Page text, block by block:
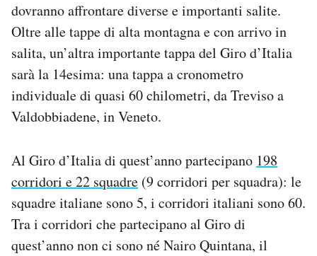
dovranno affrontare diverse e importanti salite.
Oltre alle tappe di alta montagna e con arrivo in
salita, un’altra importante tappa del Giro d’Italia
sarà la 14esima: una tappa a cronometro
individuale di quasi 60 chilometri, da Treviso a
Valdobbiadene, in Veneto.
Al Giro d’Italia di quest’anno partecipano 198
corridori e 22 squadre (9 corridori per squadra): le
squadre italiane sono 5, i corridori italiani sono 60.
Tra i corridori che partecipano al Giro di
quest’anno non ci sono né Nairo Quintana, il